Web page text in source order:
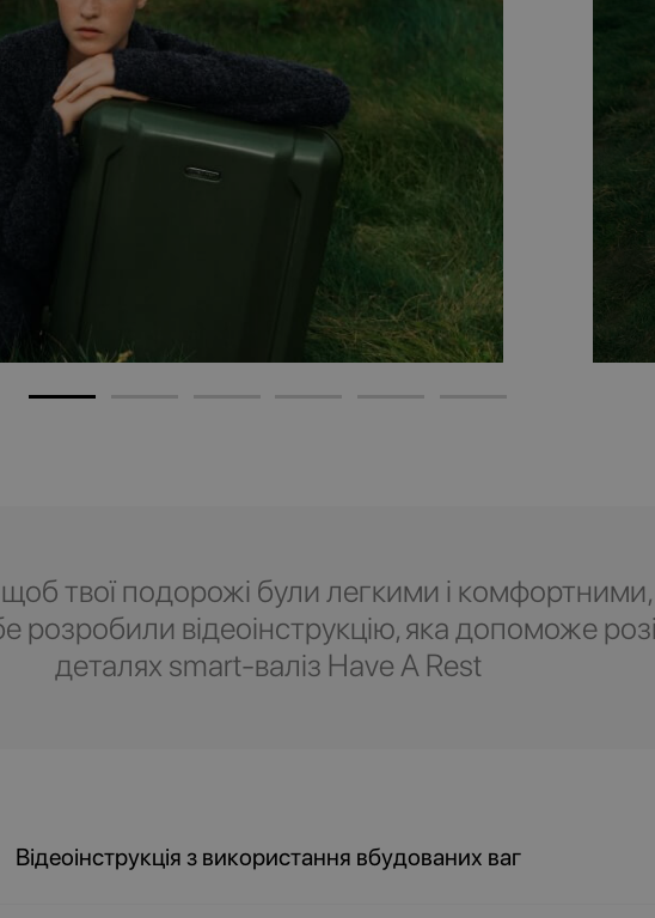
твої подорожі були легкими і
розробили відеоінструкцію, яка допоможе
деталях smart-валіз Have A Rest
Відеоінструкція з використання вбудованих ваг